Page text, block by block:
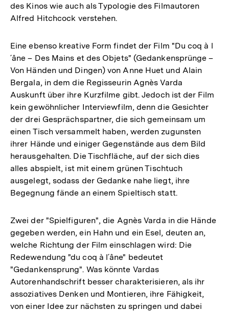
des Kinos wie auch als Typologie des Filmautoren
Alfred Hitchcock verstehen.
Eine ebenso kreative Form findet der Film "Du coq à l
´âne – Des Mains et des Objets" (Gedankensprünge –
Von Händen und Dingen) von Anne Huet und Alain
Bergala, in dem die Regisseurin Agnès Varda
Auskunft über ihre Kurzfilme gibt. Jedoch ist der Film
kein gewöhnlicher Interviewfilm, denn die Gesichter
der drei Gesprächspartner, die sich gemeinsam um
einen Tisch versammelt haben, werden zugunsten
ihrer Hände und einiger Gegenstände aus dem Bild
herausgehalten. Die Tischfläche, auf der sich dies
alles abspielt, ist mit einem grünen Tischtuch
ausgelegt, sodass der Gedanke nahe liegt, ihre
Begegnung fände an einem Spieltisch statt.
Zwei der "Spielfiguren", die Agnès Varda in die Hände
gegeben werden, ein Hahn und ein Esel, deuten an,
welche Richtung der Film einschlagen wird: Die
Redewendung "du coq à l´âne" bedeutet
"Gedankensprung". Was könnte Vardas
Autorenhandschrift besser charakterisieren, als ihr
assoziatives Denken und Montieren, ihre Fähigkeit,
von einer Idee zur nächsten zu springen und dabei